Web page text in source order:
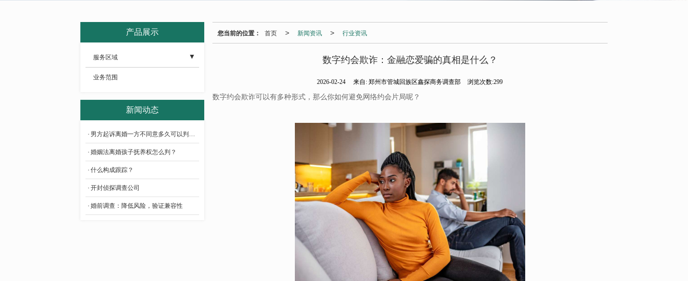
您当前的位置： 首页 > 新闻资讯 > 行业资讯
数字约会欺诈：金融恋爱骗的真相是什么？
2026-02-24 来自:郑州市管城回族区鑫探商务调查部 浏览次数:299
数字约会欺诈可以有多种形式，那么你如何避免网络约会片局呢？
产品展示
服务区域
- 济源婚姻调查
- 周口婚姻调查
- 信阳婚姻调查
- 南阳婚姻调查
- 平顶山婚姻调查
- 许昌婚姻调查
业务范围
新闻动态
男方起诉离婚一方不同意多久可以判离婚？
婚姻法离婚孩子抚养权怎么判？
什么构成跟踪？
开封侦探调查公司
婚前调查：降低风险，验证兼容性